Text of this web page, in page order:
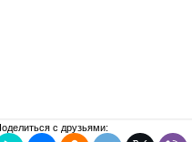
с друзьями: